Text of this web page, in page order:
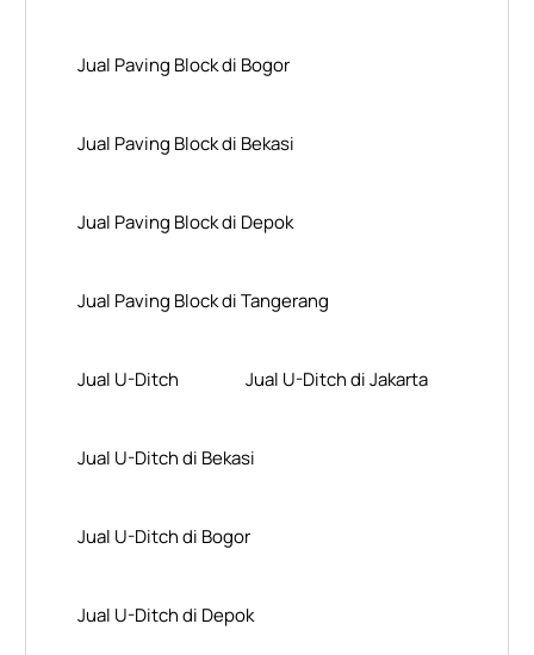
Jual Paving Block di Bogor
Jual Paving Block di Bekasi
Jual Paving Block di Depok
Jual Paving Block di Tangerang
Jual U-Ditch Jual U-Ditch di Jakarta
Jual U-Ditch di Bekasi
Jual U-Ditch di Bogor
Jual U-Ditch di Depok